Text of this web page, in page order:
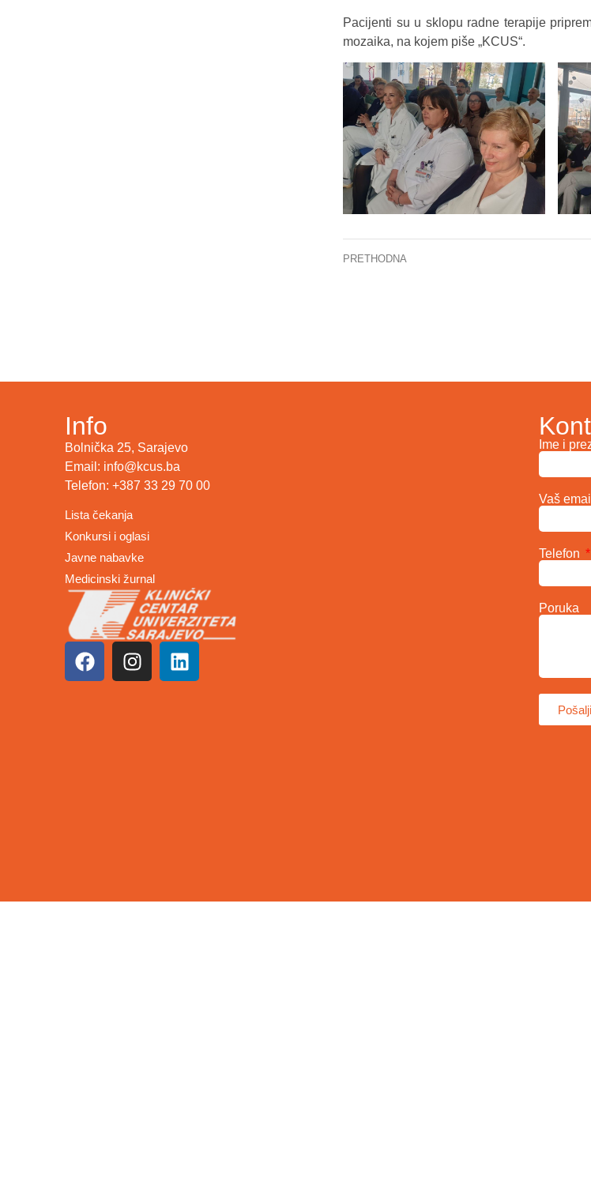
Pacijenti su u sklopu radne terapije
mozaika, na kojem piše „KCUS“.
PRETHODNA
Info
Bolnička 25, Sarajevo
Email: info@kcus.ba
Telefon: +387 33 29 70 00
Lista čekanja
Konkursi i oglasi
Javne nabavke
Medicinski žurnal
Ime i
Vaš email
Telefon
Poruka
Pošalji